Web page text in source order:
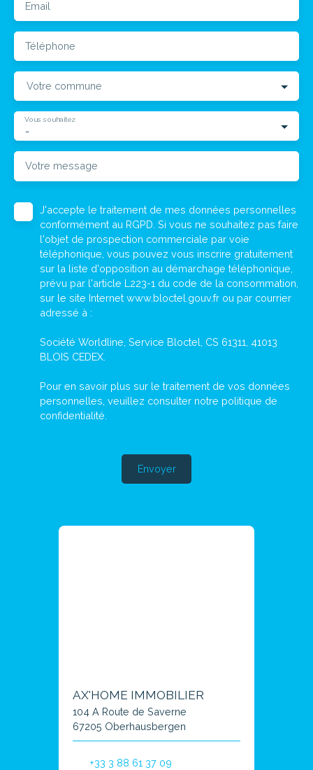
Email
Téléphone
Votre commune
-
Vous souhaitez
Votre message
J'accepte le traitement de mes données personnelles
conformément au RGPD. Si vous ne souhaitez pas faire
l'objet de prospection commerciale par voie
téléphonique, vous pouvez vous inscrire gratuitement
sur la liste d'opposition au démarchage téléphonique,
prévu par l'article L223-1 du code de la consommation,
sur le site Internet www.bloctel.gouv.fr ou par courrier
adressé à :
Société Worldline, Service Bloctel, CS 61311, 41013
BLOIS CEDEX.
Pour en savoir plus sur le traitement de vos données
personnelles, veuillez consulter notre politique de
confidentialité
Envoyer
AX'HOME IMMOBILIER
104 A Route de Saverne
67205 Oberhausbergen
+33 3 88 61 37 09